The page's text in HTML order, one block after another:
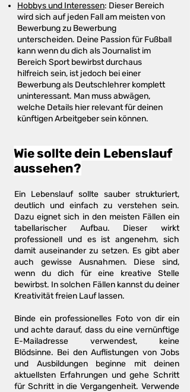
Hobbys und Interessen: Dieser Bereich
wird sich auf jeden Fall am meisten von
Bewerbung zu Bewerbung
unterscheiden. Deine Passion für Fußball
kann wenn du dich als Journalist im
Bereich Sport bewirbst durchaus
hilfreich sein, ist jedoch bei einer
Bewerbung als Deutschlehrer komplett
uninteressant. Man muss abwägen,
welche Details hier relevant für deinen
künftigen Arbeitgeber sein können.
Wie sollte dein Lebenslauf
aussehen?
Ein Lebenslauf sollte sauber strukturiert,
deutlich und einfach zu verstehen sein.
Dazu eignet sich in den meisten Fällen ein
tabellarischer Aufbau. Dieser wirkt
professionell und es ist angenehm, sich
damit auseinander zu setzen. Es gibt aber
auch gewisse Ausnahmen. Diese sind,
wenn du dich für eine kreative Stelle
bewirbst. In solchen Fällen kannst du deiner
Kreativität freien Lauf lassen.
Binde ein professionelles Foto von dir ein
und achte darauf, dass du eine vernünftige
E-Mailadresse verwendest, keine
Blödsinne. Bei den Auflistungen von Jobs
und Ausbildungen beginne mit deinen
aktuellsten Erfahrungen und gehe Schritt
für Schritt in die Vergangenheit. Verwende